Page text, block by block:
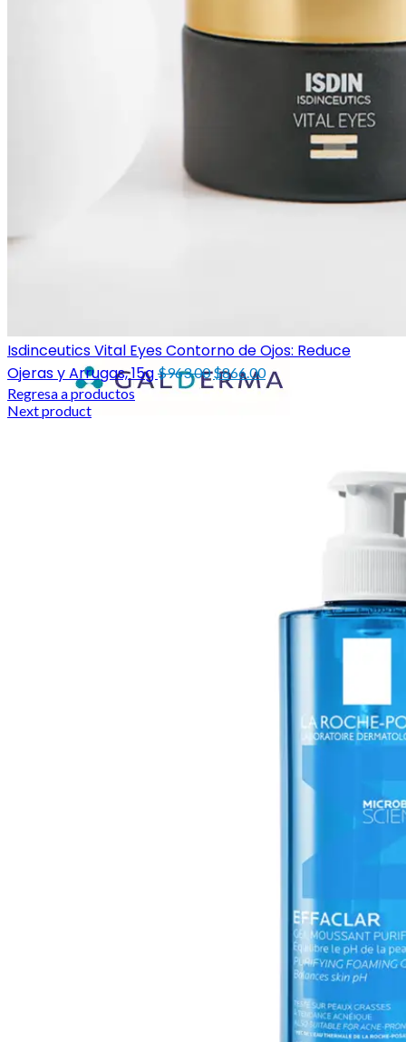
Isdinceutics Vital Eyes Contorno de Ojos: Reduce
Ojeras y Arrugas, 15g $963.00Original
price
$866.00Current
price
Regresa a productos
Next product